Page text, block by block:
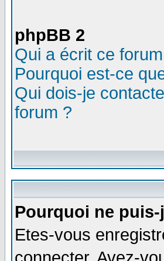
phpBB 2
Qui a écrit ce
Pourquoi est-ce
Qui dois-je
forum ?
Pourquoi ne
Etes-vous